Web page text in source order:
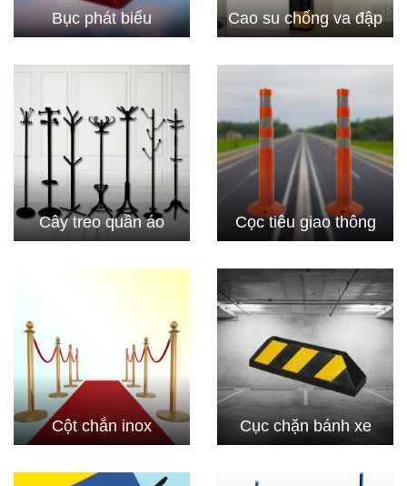
Bục phát biểu Cao su chống va đập
Cây treo quần áo Cọc tiêu giao thông
Cột chắn inox Cục chặn bánh xe